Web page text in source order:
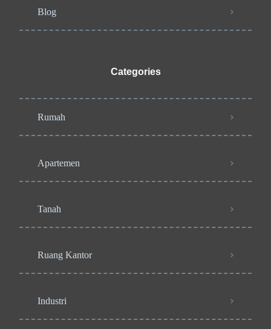
Blog
Categories
Rumah
Apartemen
Tanah
Ruang Kantor
Industri